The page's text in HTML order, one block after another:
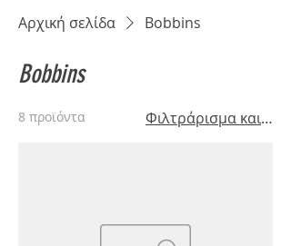
Αρχική σελίδα Bobbins
Bobbins
8 προϊόντα Φιλτράρισμα και